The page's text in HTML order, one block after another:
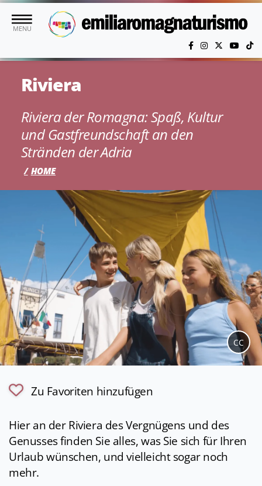
Skip to main content
MENU
Riviera
Riviera der Romagna: Spaß, Kultur
und Gastfreundschaft an den
Stränden der Adria
HOME
CC
Zu Favoriten hinzufügen
Hier an der Riviera des Vergnügens und des
Genusses finden Sie alles, was Sie sich für Ihren
Urlaub wünschen, und vielleicht sogar noch
mehr.